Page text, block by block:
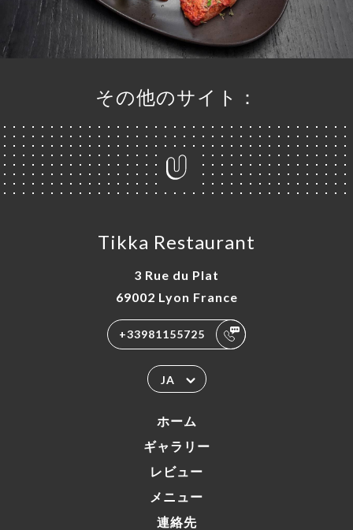
その他のサイト：
Tikka Restaurant
3 Rue du Plat
69002 Lyon France
+33981155725
JA
ホーム
ギャラリー
レビュー
メニュー
連絡先